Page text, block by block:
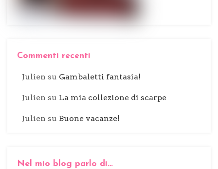
Commenti recenti
Julien su Gambaletti fantasia!
Julien su La mia collezione di scarpe
Julien su Buone vacanze!
Nel mio blog parlo di…